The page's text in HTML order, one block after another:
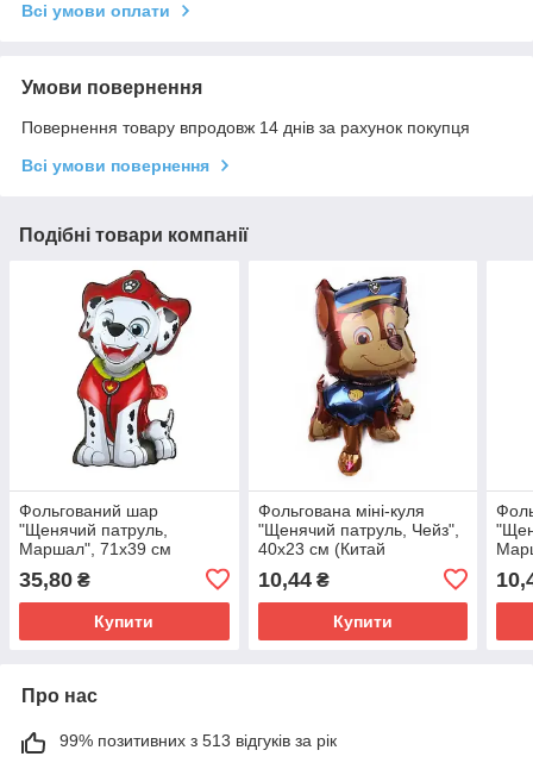
Всі умови оплати
Умови повернення
Повернення товару впродовж 14 днів за рахунок покупця
Всі умови повернення
Подібні товари компанії
Фольгований шар
"Щенячий патруль,
Маршал", 71х39 см
35,80 ₴
Купити
Фольгована міні-куля
"Щенячий патруль, Чейз",
40х23 см (Китай
10,44₴
Купити
Про нас
99% позитивних з 513 відгуків за рік